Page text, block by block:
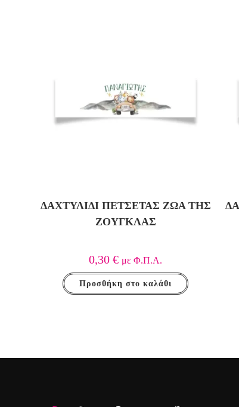
ΔΑΧΤΥΛΊΔΙ ΠΕΤΣΈΤΑΣ ΖΏΑ ΤΗΣ
ΖΟΎΓΚΛΑΣ
0,30€ με Φ.Π.Α.
Προσθήκη στο καλάθι